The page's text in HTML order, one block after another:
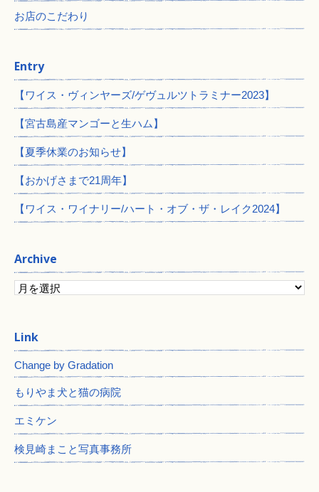
お店のこだわり
Entry
【ワイス・ヴィンヤーズ/ゲヴュルツトラミナー2023】
【宮古島産マンゴーと生ハム】
【夏季休業のお知らせ】
【おかげさまで21周年】
【ワイス・ワイナリー/ハート・オブ・ザ・レイク2024】
Archive
Change by Gradation
もりやま犬と猫の病院
エミケン
検見崎まこと写真事務所